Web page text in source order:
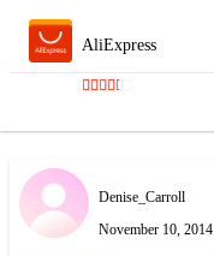
AliExpress
Denise_Carroll
November 10, 2014